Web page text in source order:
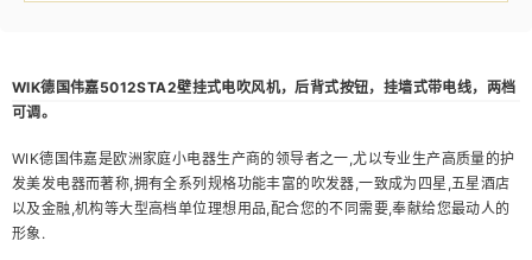
WIK德国伟嘉5012STA2壁挂式电吹风机，后背式按钮，挂墙式带电线，两档
可调。
WIK德国伟嘉是欧洲家庭小电器生产商的领导者之一,尤以专业生产高质量的护
发美发电器而著称,拥有全系列规格功能丰富的吹发器,一致成为四星,五星酒店
以及金融,机构等大型高档单位理想用品,配合您的不同需要,奉献给您最动人的
形象.